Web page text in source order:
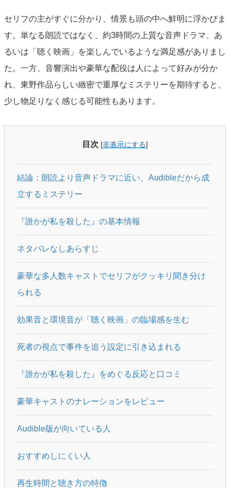
セリフの主がすぐに分かり、情景も頭の中へ鮮明に浮かびま
す。単なる朗読ではなく、約3時間の上質な音声ドラマ、あ
るいは「聴く映画」を楽しんでいるような満足感がありまし
た。一方、音響演出や豪華な配役は人によって好みが分か
れ、東野作品らしい緻密で重厚なミステリーを期待すると、
少し物足りなく感じる可能性もあります。
目次 [非表示にする]
結論：朗読より音声ドラマに近い、Audibleだから成
立するミステリー
『誰かが私を殺した』の基本情報
ネタバレなしあらすじ
豪華な多人数キャストでセリフがクッキリ聞き分け
られる
効果音と環境音が「聴く映画」の臨場感を生む
死者の視点で事件を追う設定に引き込まれる
『誰かが私を殺した』をめぐる反応と口コミ
豪華キャストのナレーションをレビュー
Audible版が向いている人
おすすめしにくい人
再生時間と聴き方の特徴